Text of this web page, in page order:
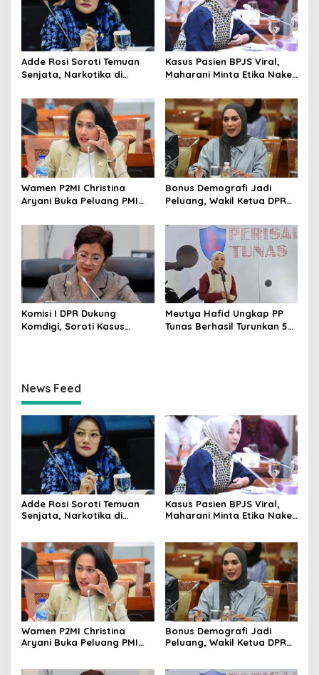
Adde Rosi Soroti Temuan
Senjata, Narkotika di
Siswa Harus Dijaga
Kasus Pasien BPJS Viral,
Maharani Minta Etika Nakes
Dievaluasi
Wamen P2MI Christina
Aryani Buka Peluang PMI
dan Syaratnya
Bonus Demografi Jadi
Peluang, Wakil Ketua DPR
Tembus Pasar Kerja Global
Komisi I DPR Dukung
Komdigi, Soroti Kasus
Meutya Hafid Ungkap PP
Tunas Berhasil Turunkan 5
News Feed
Adde Rosi Soroti Temuan
Senjata, Narkotika di
Kasus Pasien BPJS Viral,
Maharani Minta Etika Nakes
Wamen P2MI Christina
Aryani Buka Peluang PMI
Bonus Demografi Jadi
Peluang, Wakil Ketua DPR